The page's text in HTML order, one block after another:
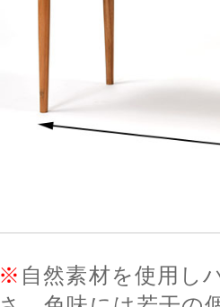
※ 自然素材を使用し